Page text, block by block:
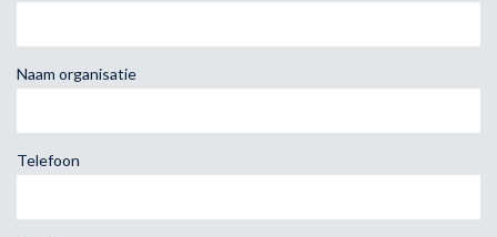
Naam organisatie
Telefoon